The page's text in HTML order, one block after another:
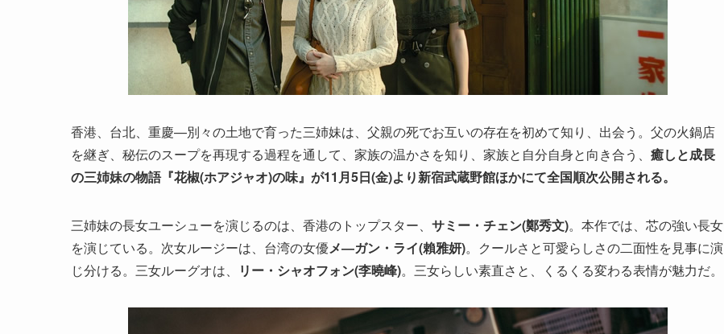
香港、台北、重慶—別々の土地で育った三姉妹は、父親の死でお互いの存在を初めて知り、出会う。父の火鍋店
を継ぎ、秘伝のスープを再現する過程を通して、家族の温かさを知り、家族と自分自身と向き合う、 癒しと成長
の三姉妹の物語『花椒(ホアジャオ)の味』が11月5日(金)より新宿武蔵野館ほかにて全国順次公開される。
三姉妹の長女ユーシューを演じるのは、香港のトップスター、 サミー・チェン(鄭秀文)。本作では、芯の強い長女
を演じている。次女ルージーは、台湾の女優メ―ガン・ライ(賴雅妍)。クールさと可愛らしさの二面性を見事に演
じ分ける。三女ルーグオは、
リー・シャオフォン(李曉峰)。三女らしい素直さと、くるくる変わる表情が魅力だ。